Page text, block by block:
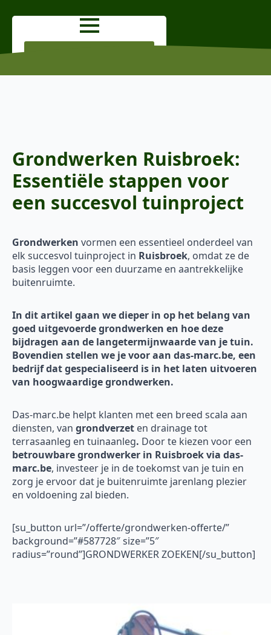
Grondwerken Ruisbroek:
Essentiële stappen voor
een succesvol tuinproject
Grondwerken vormen een essentieel onderdeel van
elk succesvol tuinproject in Ruisbroek, omdat ze de
basis leggen voor een duurzame en aantrekkelijke
buitenruimte.
In dit artikel gaan we dieper in op het belang van
goed uitgevoerde grondwerken en hoe deze
bijdragen aan de langetermijnwaarde van je tuin.
Bovendien stellen we je voor aan das-marc.be, een
bedrijf dat gespecialiseerd is in het laten uitvoeren
van hoogwaardige grondwerken.
Das-marc.be helpt klanten met een breed scala aan
diensten, van grondverzet en drainage tot
terrasaanleg en tuinaanleg. Door te kiezen voor een
betrouwbare grondwerker in Ruisbroek via das-
marc.be, investeer je in de toekomst van je tuin en
zorg je ervoor dat je buitenruimte jarenlang plezier
en voldoening zal bieden.
[su_button url=”/offerte/grondwerken-offerte/”
background=”#587728″ size=”5″
radius=”round”]GRONDWERKER ZOEKEN[/su_button]